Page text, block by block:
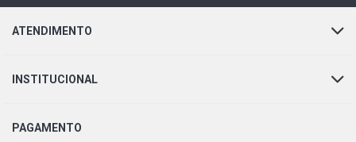
ATENDIMENTO
INSTITUCIONAL
PAGAMENTO